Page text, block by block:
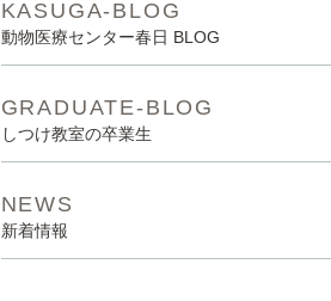
KASUGA-BLOG
動物医療センター春日 BLOG
GRADUATE-BLOG
しつけ教室の卒業生
NEWS
新着情報